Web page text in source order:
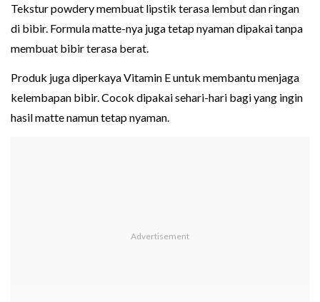
Tekstur powdery membuat lipstik terasa lembut dan ringan
di bibir. Formula matte-nya juga tetap nyaman dipakai tanpa
membuat bibir terasa berat.
Produk juga diperkaya Vitamin E untuk membantu menjaga
kelembapan bibir. Cocok dipakai sehari-hari bagi yang ingin
hasil matte namun tetap nyaman.